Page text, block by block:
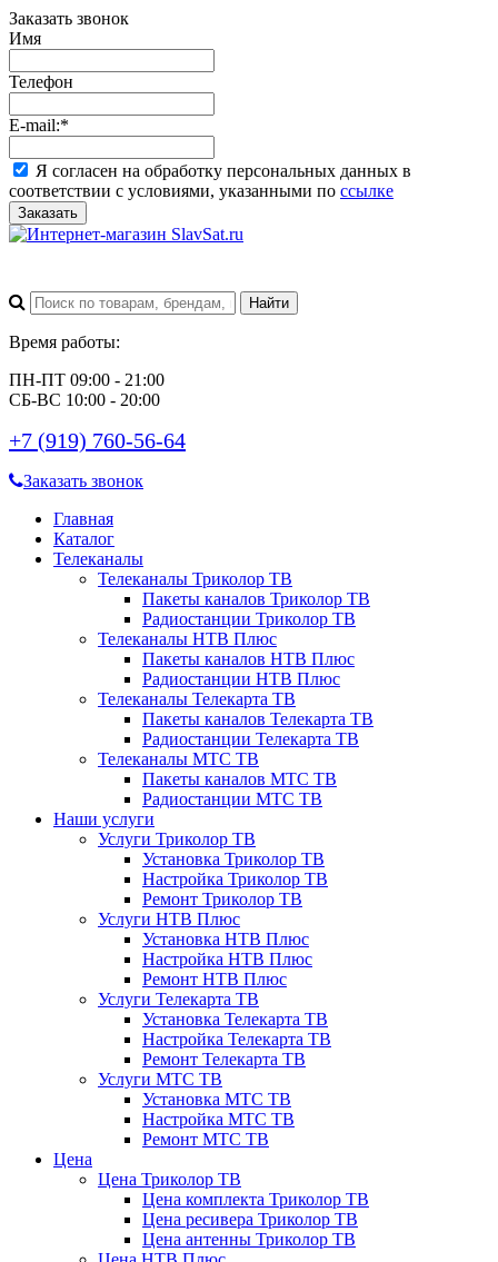
Заказать звонок
Имя
Телефон
E-mail:*
Я согласен на обработку персональных данных в
соответствии с условиями, указанными по ссылке
Заказать
Время работы:
ПН-ПТ 09:00 - 21:00
СБ-ВС 10:00 - 20:00
+7 (919) 760-56-64
Заказать звонок
Главная
Каталог
Телеканалы
Телеканалы Триколор ТВ
Пакеты каналов Триколор ТВ
Радиостанции Триколор ТВ
Телеканалы НТВ Плюс
Пакеты каналов НТВ Плюс
Радиостанции НТВ Плюс
Телеканалы Телекарта ТВ
Пакеты каналов Телекарта ТВ
Радиостанции Телекарта ТВ
Телеканалы МТС ТВ
Пакеты каналов МТС ТВ
Радиостанции МТС ТВ
Наши услуги
Услуги Триколор ТВ
Установка Триколор ТВ
Настройка Триколор ТВ
Ремонт Триколор ТВ
Услуги НТВ Плюс
Установка НТВ Плюс
Настройка НТВ Плюс
Ремонт НТВ Плюс
Услуги Телекарта ТВ
Установка Телекарта ТВ
Настройка Телекарта ТВ
Ремонт Телекарта ТВ
Услуги МТС ТВ
Установка МТС ТВ
Настройка МТС ТВ
Ремонт МТС ТВ
Цена
Цена Триколор ТВ
Цена комплекта Триколор ТВ
Цена ресивера Триколор ТВ
Цена антенны Триколор ТВ